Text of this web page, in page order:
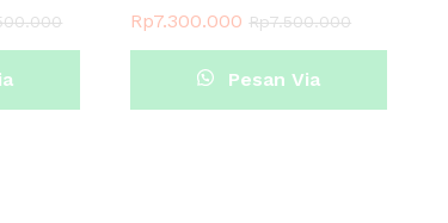
Rp7.300.000 Rp7.500.000
Pesan Via